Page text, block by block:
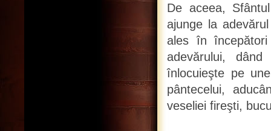
De aceea,
ajunge la
ales în
adevărului,
înlocuieşte pe
pântecelui,
veseliei fireşti,